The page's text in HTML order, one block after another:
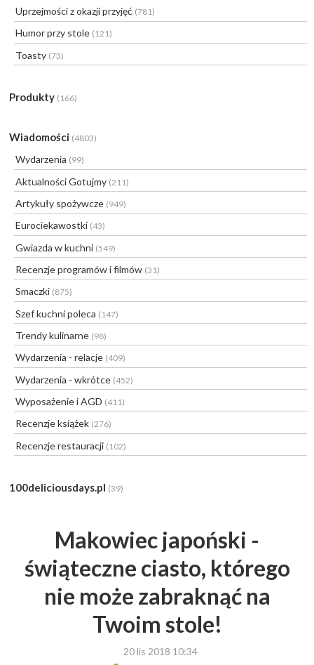
Uprzejmości z okazji przyjęć (781)
Humor przy stole (121)
Toasty (73)
Produkty (166)
Wiadomości (4803)
Wydarzenia (99)
Aktualności Gotujmy (211)
Artykuły spożywcze (949)
Eurociekawostki (43)
Gwiazda w kuchni (549)
Recenzje programów i filmów (31)
Smaczki (875)
Szef kuchni poleca (147)
Trendy kulinarne (98)
Wydarzenia - relacje (409)
Wydarzenia - wkrótce (452)
Wyposażenie i AGD (411)
Recenzje książek (276)
Recenzje restauracji (102)
100deliciousdays.pl (39)
Makowiec japoński -
świąteczne ciasto, którego
nie może zabraknąć na
Twoim stole!
20 lis 2018 10:34